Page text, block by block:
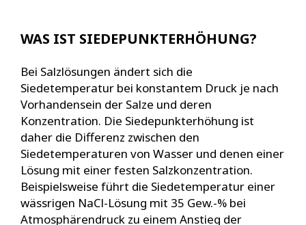
WAS IST SIEDEPUNKTERHÖHUNG?
Bei Salzlösungen ändert sich die
Siedetemperatur bei konstantem Druck je nach
Vorhandensein der Salze und deren
Konzentration. Die Siedepunkterhöhung ist
daher die Differenz zwischen den
Siedetemperaturen von Wasser und denen einer
Lösung mit einer festen Salzkonzentration.
Beispielsweise führt die Siedetemperatur einer
wässrigen NaCl-Lösung mit 35 Gew.-% bei
Atmosphärendruck zu einem Anstieg der